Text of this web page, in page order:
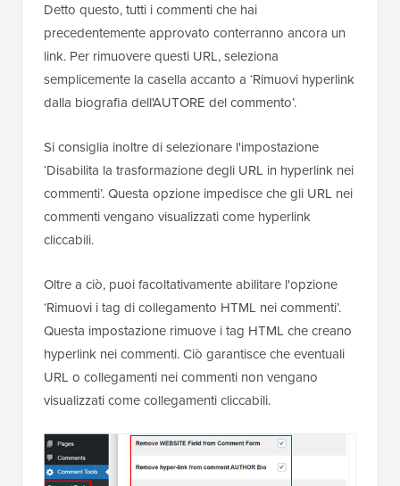
Detto questo, tutti i commenti che hai
precedentemente approvato conterranno ancora un
link. Per rimuovere questi URL, seleziona
semplicemente la casella accanto a ‘Rimuovi hyperlink
dalla biografia dell'AUTORE del commento’.
Si consiglia inoltre di selezionare l'impostazione
‘Disabilita la trasformazione degli URL in hyperlink nei
commenti’. Questa opzione impedisce che gli URL nei
commenti vengano visualizzati come hyperlink
cliccabili.
Oltre a ciò, puoi facoltativamente abilitare l'opzione
‘Rimuovi i tag di collegamento HTML nei commenti’.
Questa impostazione rimuove i tag HTML che creano
hyperlink nei commenti. Ciò garantisce che eventuali
URL o collegamenti nei commenti non vengano
visualizzati come collegamenti cliccabili.